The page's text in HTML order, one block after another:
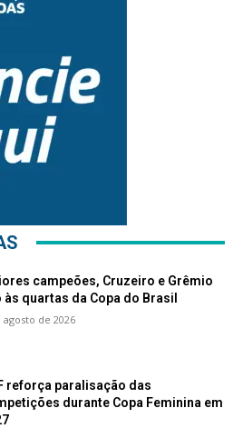
campeões, Cruzeiro e Grêmio
às quartas da Copa do Brasil
agosto de 2026
reforça paralisação das
durante Copa Feminina em